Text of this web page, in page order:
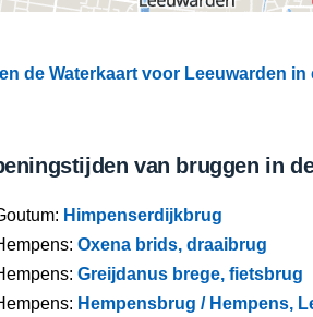
de Waterkaart voor Leeuwarden
van bruggen in
Himpenserdijkbrug
Oxena brids, draaibrug
Greijdanus brege, fietsbrug
Hempensbrug / Hempens,